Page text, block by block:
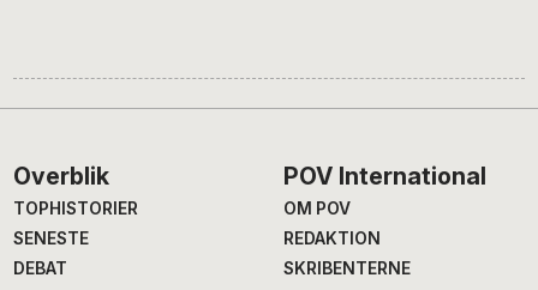
Footer
Overblik
TOPHISTORIER
SENESTE
DEBAT
POV International
OM POV
REDAKTION
SKRIBENTERNE